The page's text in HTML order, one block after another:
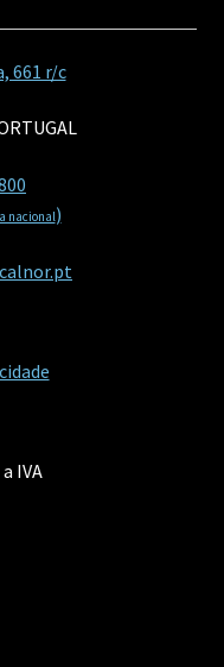
661 r/c
nacional)
IVA